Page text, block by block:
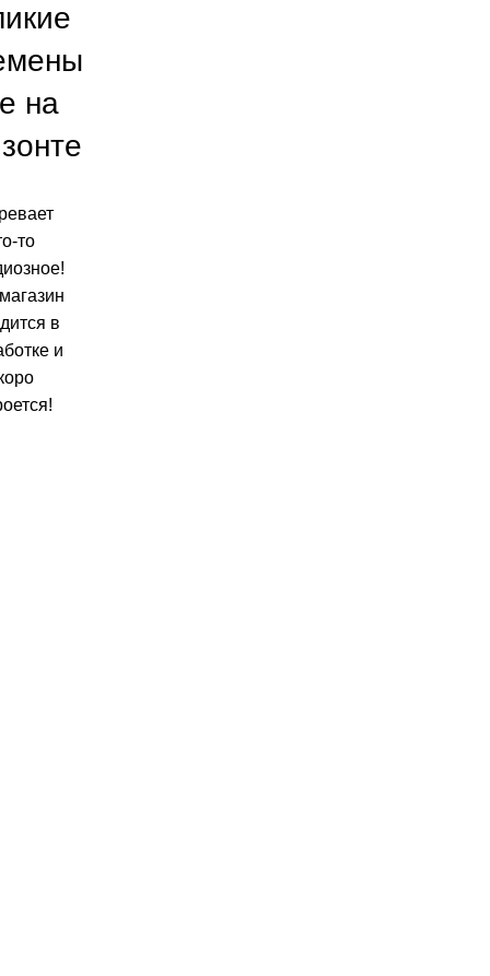
на
то
в
и